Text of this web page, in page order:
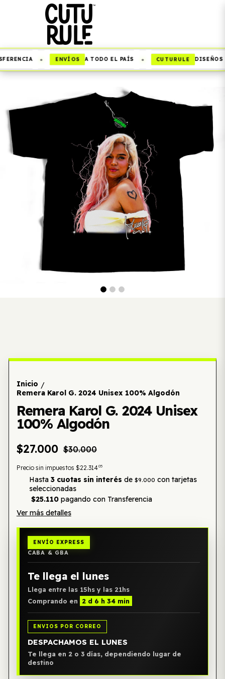
ENVÍOS A TODO EL PAÍS CUTURULE DISEÑOS
Inicio /
Remera Karol G. 2024 Unisex 100% Algodón
Remera Karol G. 2024 Unisex
100% Algodón
$27.000 $30.000
Precio sin impuestos $22.31405
Hasta 3 cuotas sin interés de $9.000 con tarjetas
seleccionadas
$25.110pagando con Transferencia
Ver más detalles
ENVÍO EXPRESS
CABA & GBA
Te llega el lunes
Llega entre las 15hs y las 21hs
Comprando en
2 d 6 h 34 min
ENVIOS POR CORREO
DESPACHAMOS EL LUNES
Te llega en 2 o 3 días, dependiendo lugar de
destino